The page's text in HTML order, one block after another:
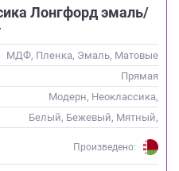
Лонгфорд эмаль/
МДФ, Пленка, Эмаль, Матовые
Прямая
Модерн, Неоклассика,
Скандинавский
Белый, Бежевый, Мятный,
Оливковый, Салатовый,
Бирюзовый
Произведено: